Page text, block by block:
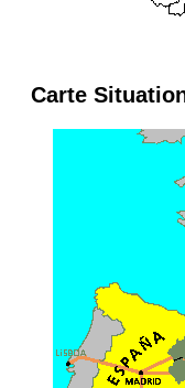
Carte